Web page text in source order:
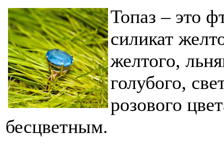
Топаз – это
силикат
желтого,
голубого,
розового
бесцветным.